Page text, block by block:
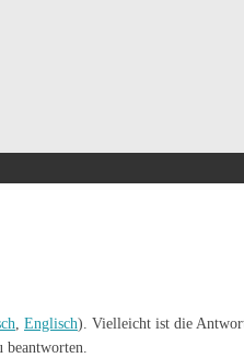
, Englisch). Vielleicht ist die
beantworten.